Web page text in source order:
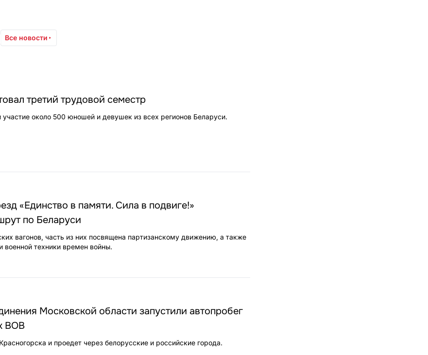
Все новости
третий трудовой семестр
около 500 юношей и девушек из всех регионов Беларуси.
«Единство в памяти. Сила в подвиге!»
по Беларуси
вагонов, часть из них посвящена партизанскому движению, а также
техники времен войны.
Московской области запустили автопробег
ВОВ
и проедет через белорусские и российские города.